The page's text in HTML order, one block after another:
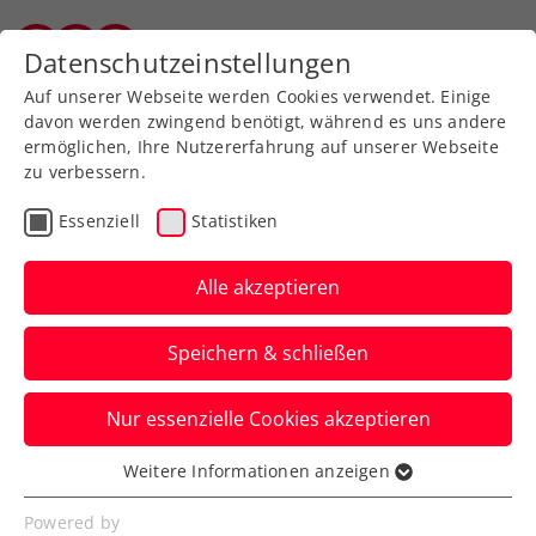
Zurück zur Newsübersicht
Rollstuhltennis
Senioren
ITF Santa Margherita di
Pula: Beeindruckende
Grabher-Generalprobe
Datenschutzeinstellungen
Auf unserer Webseite werden Cookies verwendet. Einige
davon werden zwingend benötigt, während es uns andere
ermöglichen, Ihre Nutzererfahrung auf unserer Webseite
zu verbessern.
Essenziell Statistiken
Alle akzeptieren
Speichern & schließen
Nur essenzielle Cookies akzeptieren
Essenziell
Essenzielle Cookies werden für grundlegende
Weitere Informationen anzeigen
Powered by